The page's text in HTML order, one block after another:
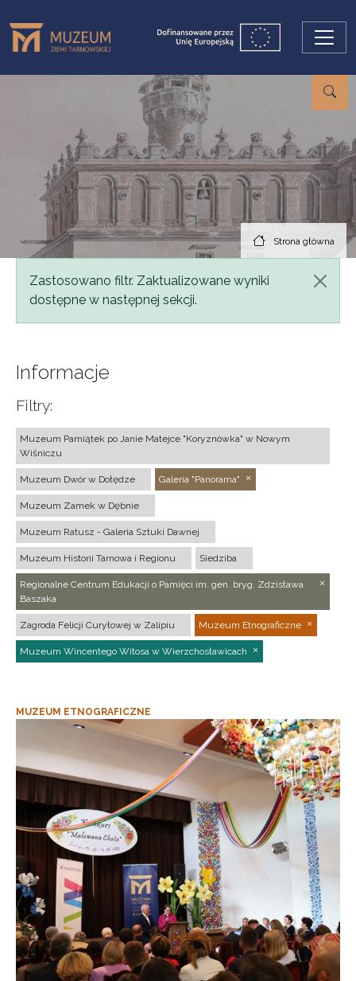
Strona główna
Komunikat
Zastosowano filtr. Zaktualizowane wyniki
dostępne w następnej sekcji.
Informacje
Filtry:
Muzeum Pamiątek po Janie Matejce "Koryznówka" w Nowym
Wiśniczu
Muzeum Dwór w Dołędze Galeria "Panorama"
Muzeum Zamek w Dębnie
Muzeum Ratusz - Galeria Sztuki Dawnej
Muzeum Historii Tarnowa i Regionu Siedziba
Regionalne Centrum Edukacji o Pamięci im. gen. bryg. Zdzisława
Baszaka
Zagroda Felicji Curyłowej w Zalipiu Muzeum Etnograficzne
Muzeum Wincentego Witosa w Wierzchosławicach
MUZEUM ETNOGRAFICZNE